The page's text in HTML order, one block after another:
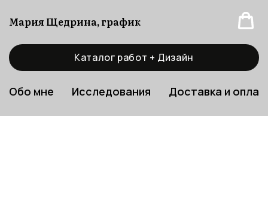
Мария Щедрина, график
Каталог работ + Дизайн
Обо мне Исследования Доставка и